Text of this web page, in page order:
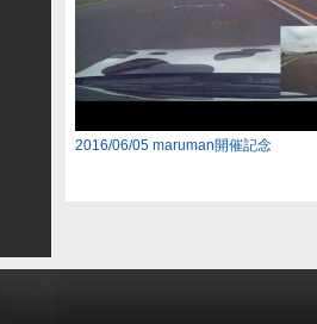
2016/06/05 maruman開催記念